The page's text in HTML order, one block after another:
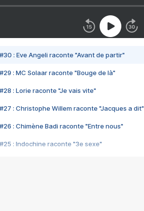
#30 : Eve Angeli raconte "Avant de partir"
#29 : MC Solaar raconte "Bouge de là"
#28 : Lorie raconte "Je vais vite"
#27 : Christophe Willem raconte "Jacques a dit"
#26 : Chimène Badi raconte "Entre nous"
#25 : Indochine raconte "3e sexe"